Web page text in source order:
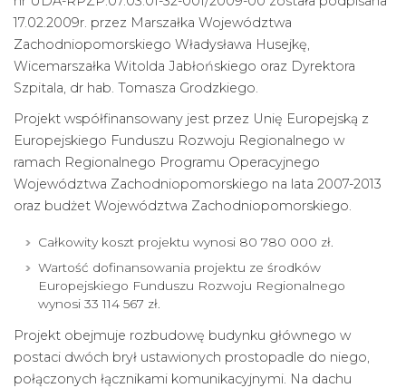
17.02.2009r. przez Marszałka Województwa
Zachodniopomorskiego Władysława Husejkę,
Wicemarszałka Witolda Jabłońskiego oraz Dyrektora
Szpitala, dr hab. Tomasza Grodzkiego.
Projekt współfinansowany jest przez Unię Europejską z
Europejskiego Funduszu Rozwoju Regionalnego w
ramach Regionalnego Programu Operacyjnego
Województwa Zachodniopomorskiego na lata 2007-2013
oraz budżet Województwa Zachodniopomorskiego.
Całkowity koszt projektu wynosi 80 780 000 zł.
Wartość dofinansowania projektu ze środków
Europejskiego Funduszu Rozwoju Regionalnego
wynosi 33 114 567 zł.
Projekt obejmuje rozbudowę budynku głównego w
postaci dwóch brył ustawionych prostopadle do niego,
połączonych łącznikami komunikacyjnymi. Na dachu